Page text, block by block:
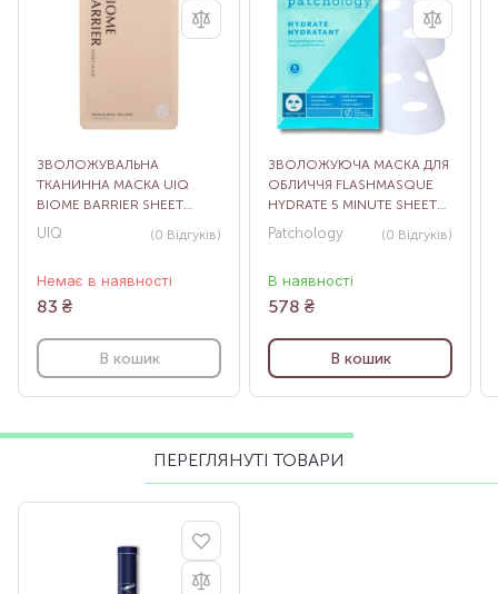
ЗВОЛОЖУВАЛЬНА
ТКАНИННА МАСКА UIQ
BIOME BARRIER SHEET
MASK, 26 МЛ
UIQ (0 Відгуків)
Немає в наявності
83 ₴
В кошик
ЗВОЛОЖУЮЧА МАСКА ДЛЯ
ОБЛИЧЧЯ FLASHMASQUE
HYDRATE 5 MINUTE SHEET
MASK, 2 ШТ
Patchology (0 Відгуків)
В наявності
578 ₴
В кошик
ПЕРЕГЛЯНУТІ ТОВАРИ